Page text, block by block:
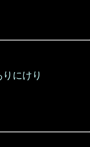
にけり